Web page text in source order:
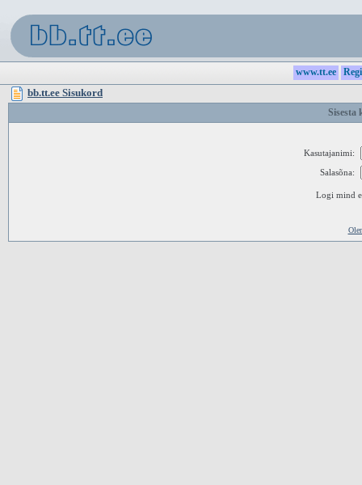
www.tt.ee
bb.tt.ee Sisukord
Sisesta
Kasutajanimi:
Salasõna:
Logi mind